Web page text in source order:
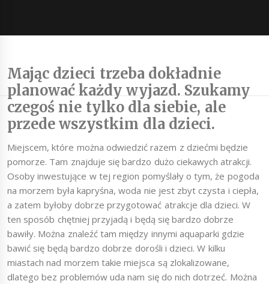
Mając dzieci trzeba dokładnie
planować każdy wyjazd. Szukamy
czegoś nie tylko dla siebie, ale
przede wszystkim dla dzieci.
Miejscem, które można odwiedzić razem z dziećmi będzie
pomorze. Tam znajduje się bardzo dużo ciekawych atrakcji.
Osoby inwestujące w tej region pomyślały o tym, że pogoda
na morzem była kapryśna, woda nie jest zbyt czysta i ciepła,
a zatem byłoby dobrze przygotować atrakcje dla dzieci. W
ten sposób chętniej przyjadą i będą się bardzo dobrze
bawiły. Można znaleźć tam między innymi aquaparki gdzie
bawić się będą bardzo dobrze dorośli i dzieci. W kilku
miastach nad morzem takie miejsca są zlokalizowane,
dlatego bez problemów uda nam się do nich dotrzeć. Można